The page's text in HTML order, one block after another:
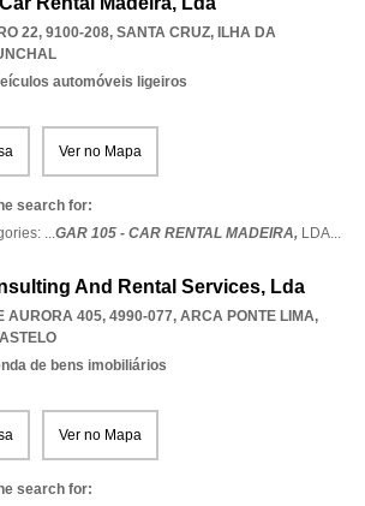
22, 9100-208, SANTA CRUZ, ILHA DA
automóveis ligeiros
Ver no Mapa
search for:
...GAR 105 - CAR RENTAL MADEIRA, LDA...
And Rental Services, Lda
AURORA 405, 4990-077, ARCA PONTE LIMA,
de bens imobiliários
Ver no Mapa
search for: